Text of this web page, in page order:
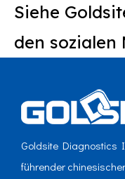
Siehe
den sozialen
Goldsite Diagnostics
führender